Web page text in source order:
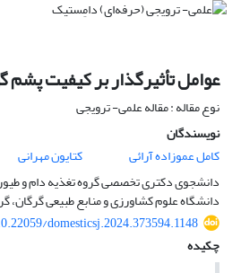
عوامل تأثیرگذار بر کیفیت
نوع مقاله : مقاله علمی- ترویجی
نویسندگان
کامل عموزاده آرائی
کتایون مهرانی
دانشجوی دکتری تخصصی گروه تغذیه دام و
دانشگاه علوم کشاورزی و منابع طبیعی گرگان،
domesticsj.2024.373594.1148
چکیده